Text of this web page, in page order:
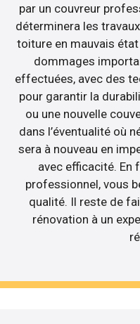
par un couvreur
déterminera les
toiture en mauvais
dommages
effectuées, avec des
pour garantir la
ou une nouvelle
dans l’éventualité où
sera à nouveau en
avec efficacité. En
professionnel, vous
qualité. Il reste de
rénovation à un